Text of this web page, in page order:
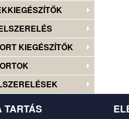
KIEGÉSZÍTŐK
TARTÁS